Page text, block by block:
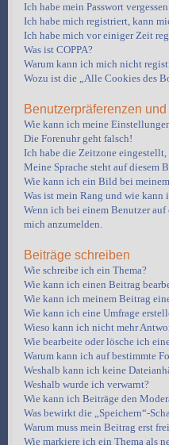
Ich habe mein Passwort
Ich habe mich registriert, kann
Ich habe mich vor einiger Zeit
Was ist COPPA?
Warum kann ich mich nicht
Wozu ist die „Alle Cookies des
Benutzerpräferenzen
Wie kann ich meine
Die Forenuhr geht falsch!
Ich habe die Zeitzone
Meine Sprache steht auf diesem
Wie kann ich ein Bild bei
Was ist mein Rang und wie kann
Wenn ich bei einem Benutzer
mich anzumelden.
Beiträge schreiben
Wie schreibe ich ein Thema?
Wie kann ich einen Beitrag
Wie kann ich meinem Beitrag
Wie kann ich eine Umfrage
Wieso kann ich nicht mehr
Wie bearbeite oder lösche ich
Warum kann ich auf bestimmte
Weshalb kann ich keine
Weshalb wurde ich verwarnt?
Wie kann ich Beiträge den
Was bewirkt die „Speichern“-
Warum muss mein Beitrag erst
Wie markiere ich ein Thema als